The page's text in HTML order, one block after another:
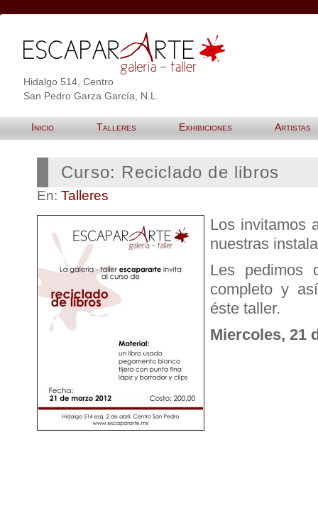
Hidalgo 514, Centro
San Pedro Garza García, N.L.
Inicio Talleres Exhibiciones Artistas
Curso: Reciclado de libros
En: Talleres
Los invitamos
nuestras
Les pedimos
completo y
éste taller.
Miercoles, 21